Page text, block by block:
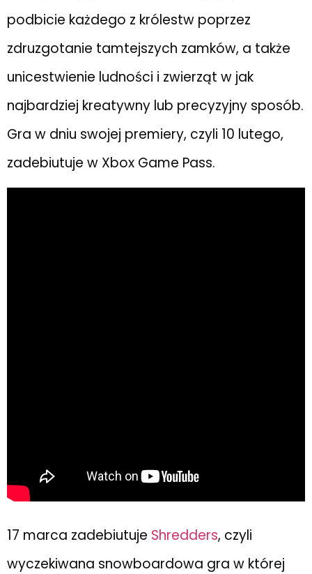
podbicie każdego z królestw poprzez
zdruzgotanie tamtejszych zamków, a także
unicestwienie ludności i zwierząt w jak
najbardziej kreatywny lub precyzyjny sposób.
Gra w dniu swojej premiery, czyli 10 lutego,
zadebiutuje w Xbox Game Pass.
17 marca zadebiutuje Shredders, czyli
wyczekiwana snowboardowa gra w której